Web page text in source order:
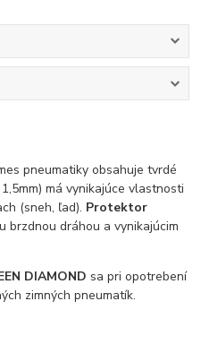
pneumatiky obsahuje tvrdé
má vynikajúce vlastnosti
(sneh, ľad). Protektor
brzdnou dráhou a vynikajúcim
DIAMOND sa pri opotrebení
zimných pneumatík.